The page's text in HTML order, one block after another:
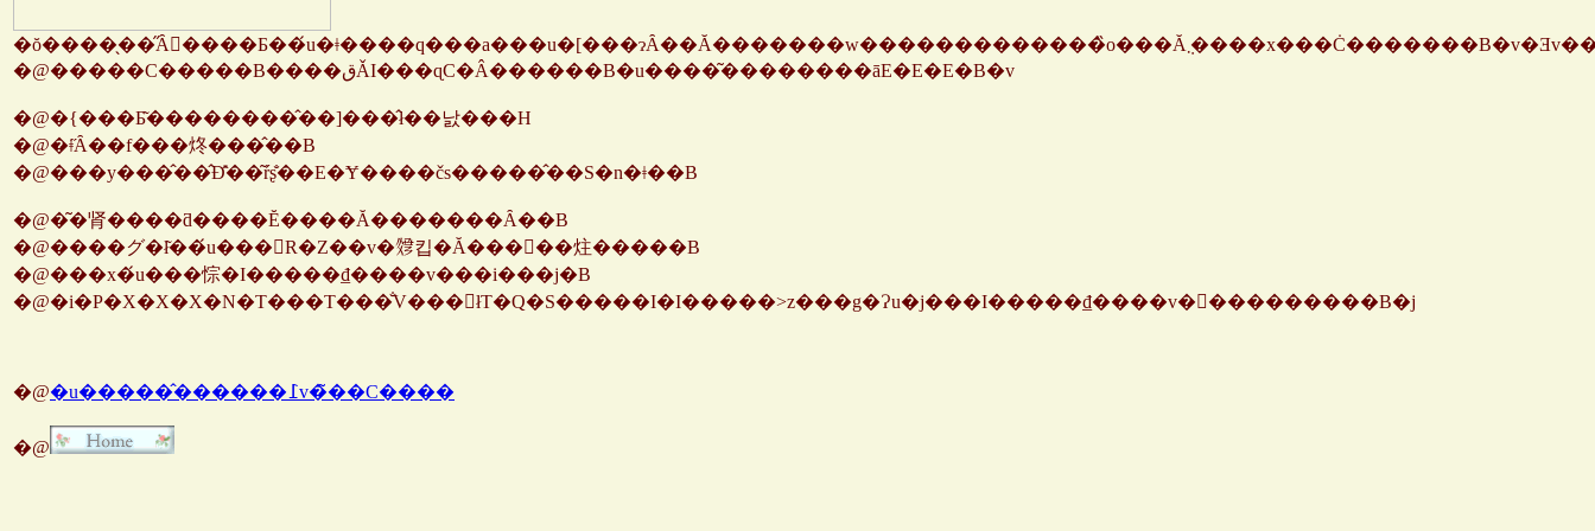
�@�����C�����Β����قǍI���ɋC�Â������B�u����͂��������āE�E�E�B�v
�@�{���Ƃ͂��������̂��]���̂ł��낤���H
�@�ǂ̋Ȃ��f���炵���̂��B
�@���y���̂��̂Ɖ̂̎��͂ŕʂ̐��E�Ɏ����čs�����̂��S�n�ǂ��B
�@�͂�肾����ƌ����Ĕ����Ă�������Ȃ��B
�@����グ�ł͂��́u���񂲂R�Z��v�𗽉킵�Ă���񂾂��炷�����B
�@���x�́u���悰�I�����₫����v���i���j�B
�@�i�P�X�X�X�N�T���T���̐V���񓹂łT�Q�S�����I�I�����˃z���g�Ɂu�j���I�����₫����v�𔲂���������B�j
�@ �u�����̂������߁v�̃��C����
�@